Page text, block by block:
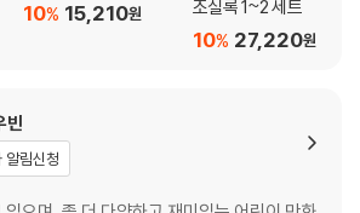
15,210원
10%
조실록 1~2 세트
27,220원
10%
빈
알림신청